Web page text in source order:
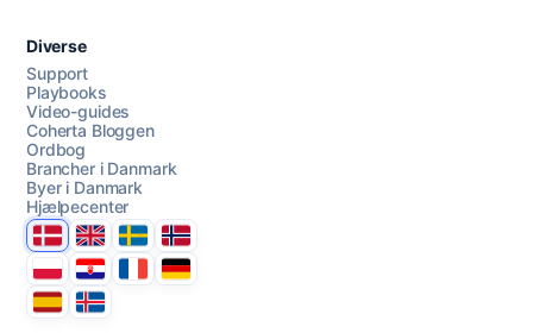
Diverse
Support
Playbooks
Video-guides
Coherta Bloggen
Ordbog
Brancher i Danmark
Byer i Danmark
Hjælpecenter
DanmarkUnited Kingdom
SverigeNorge
PolskaHrvatskaFranceDeutschland
EspanaÍsland